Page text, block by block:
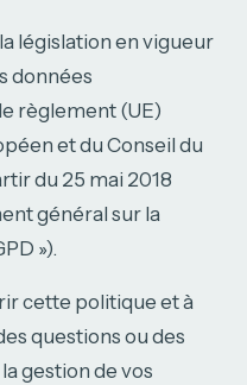
législation en vigueur
données
règlement (UE)
et du Conseil du
du 25 mai 2018
général sur la
»).
cette politique et à
questions ou des
gestion de vos